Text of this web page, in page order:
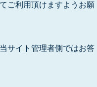
ご利用頂けますようお願
サイト管理者側ではお答